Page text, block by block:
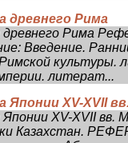
древнего Рима
древнего Рима
Введение.
культуры.
литерат...
Японии XV-XVII
XV-XVII вв.
Казахстан.